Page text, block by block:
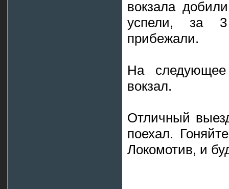
вокзала
успели, за
прибежали.
На
вокзал.
Отличный
поехал.
Локомотив, и